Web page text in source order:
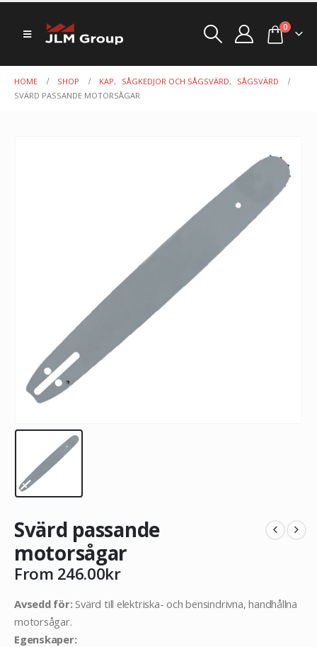
0
HOME SHOP KAP, SÅGKEDJOR OCH SÅGSVÄRD,
SÅGSVÄRD
SVÄRD PASSANDE MOTORSÅGAR
Svärd passande
motorsågar
From 246.00kr
Avsedd för: Svärd till elektriska- och bensindrivna, handhållna
motorsågar.
Egenskaper: